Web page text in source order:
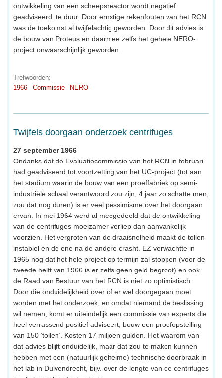
ontwikkeling van een scheepsreactor wordt negatief
geadviseerd: te duur. Door ernstige rekenfouten van het RCN
was de toekomst al twijfelachtig geworden. Door dit advies is
de bouw van Proteus en daarmee zelfs het gehele NERO-
project onwaarschijnlijk geworden.
Trefwoorden:
1966
Commissie NERO
Twijfels doorgaan onderzoek centrifuges
27 september 1966
Ondanks dat de Evaluatiecommissie van het RCN in februari
had geadviseerd tot voortzetting van het UC-project (tot aan
het stadium waarin de bouw van een proeffabriek op semi-
industriële schaal verantwoord zou zijn; 4 jaar zo schatte men,
zou dat nog duren) is er veel pessimisme over het doorgaan
ervan. In mei 1964 werd al meegedeeld dat de ontwikkeling
van de centrifuges moeizamer verliep dan aanvankelijk
voorzien. Het vergroten van de draaisnelheid maakt de tollen
instabiel en de ene na de andere crasht. EZ verwachtte in
1965 nog dat het hele project op termijn zal stoppen (voor de
tweede helft van 1966 is er zelfs geen geld begroot) en ook
de Raad van Bestuur van het RCN is niet zo optimistisch.
Door die onduidelijkheid over of er wel doorgegaan moet
worden met het onderzoek, en omdat niemand de beslissing
wil nemen, komt er uiteindelijk een commissie van experts die
heel verrassend positief adviseert; bouw een proefopstelling
van 150 ‘tollen’. Kosten 17 miljoen gulden. Het waarom van
dat advies blijft onduidelijk, maar dat zou te maken kunnen
hebben met een (natuurlijk geheime) technische doorbraak in
het lab in Duivendrecht, bijv. over de lengte van de centrifuges